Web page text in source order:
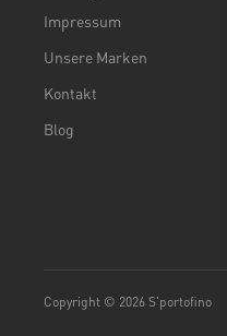
Impressum
Unsere Marken
Kontakt
Blog
Copyright © 2026 S'portofino